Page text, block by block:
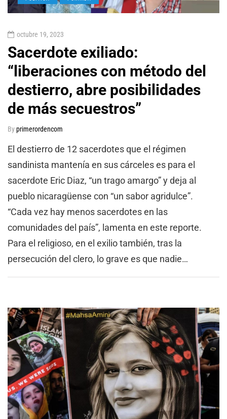
octubre 19, 2023
Sacerdote exiliado:
“liberaciones con método del
destierro, abre posibilidades
de más secuestros”
Byprimerordencom
El destierro de 12 sacerdotes que el régimen
sandinista mantenía en sus cárceles es para el
sacerdote Eric Diaz, “un trago amargo” y deja al
pueblo nicaragüense con “un sabor agridulce”.
“Cada vez hay menos sacerdotes en las
comunidades del país”, lamenta en este reporte.
Para el religioso, en el exilio también, tras la
persecución del clero, lo grave es que nadie…